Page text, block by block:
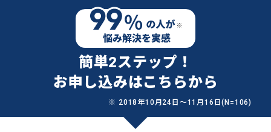
簡単2ステップ！
お申し込みはこちらから
※ 2018年10月24日〜11月16日(N=106)